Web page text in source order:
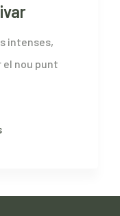
intenses,
el nou punt